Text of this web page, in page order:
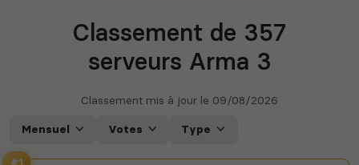
Classement de 357
serveurs Arma 3
Classement mis à jour le 09/08/2026
Mensuel Votes Type
#1